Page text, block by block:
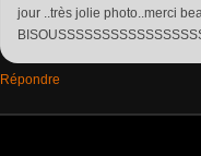
jour ..très jolie photo..merci
Répondre